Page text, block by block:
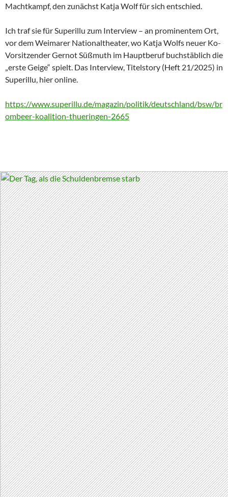
Machtkampf, den zunächst Katja Wolf für sich entschied.
Ich traf sie für Superillu zum Interview – an prominentem Ort,
vor dem Weimarer Nationaltheater, wo Katja Wolfs neuer Ko-
Vorsitzender Gernot Süßmuth im Hauptberuf buchstäblich die
„erste Geige“ spielt. Das Interview, Titelstory (Heft 21/2025) in
Superillu, hier online.
https://www.superillu.de/magazin/politik/deutschland/bsw/br
ombeer-koalition-thueringen-2665